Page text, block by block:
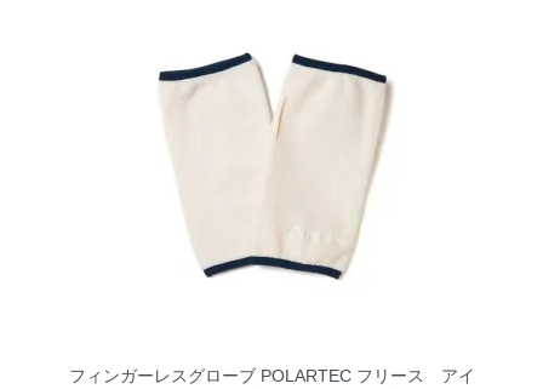
フィンガーレスグローブ POLARTEC フリース アイ